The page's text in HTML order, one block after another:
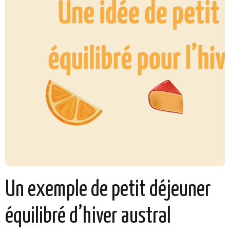
Un exemple de petit déjeuner
équilibré d’hiver austral